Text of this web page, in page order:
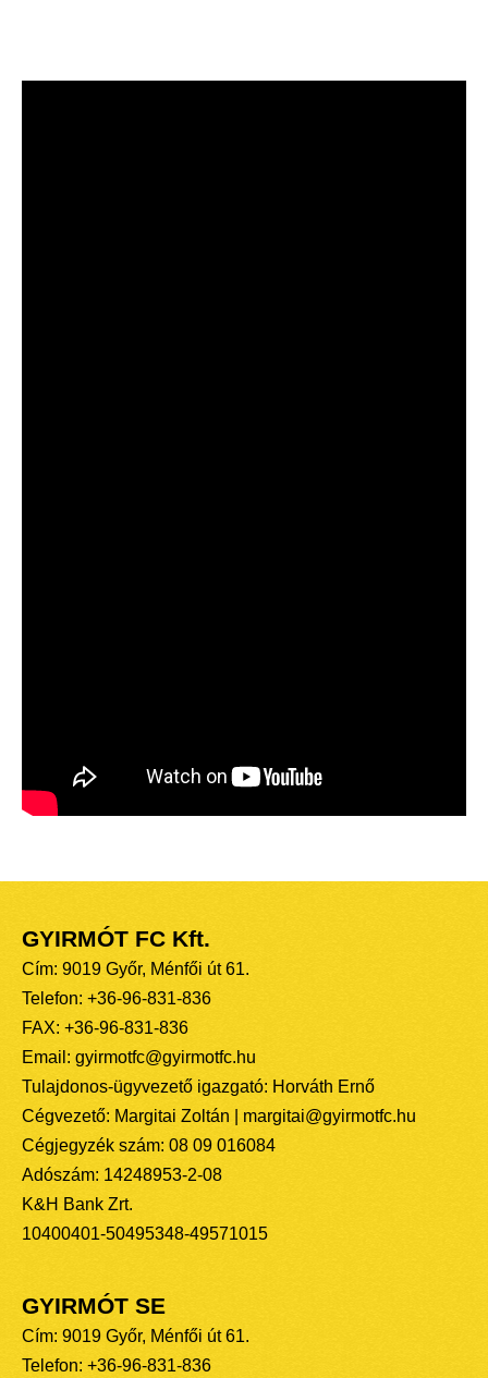
GYIRMÓT FC Kft.
Cím: 9019 Győr, Ménfői út 61.
Telefon: +36-96-831-836
FAX: +36-96-831-836
Email: gyirmotfc@gyirmotfc.hu
Tulajdonos-ügyvezető igazgató: Horváth Ernő
Cégvezető: Margitai Zoltán | margitai@gyirmotfc.hu
Cégjegyzék szám: 08 09 016084
Adószám: 14248953-2-08
K&H Bank Zrt.
10400401-50495348-49571015
GYIRMÓT SE
Cím: 9019 Győr, Ménfői út 61.
Telefon: +36-96-831-836